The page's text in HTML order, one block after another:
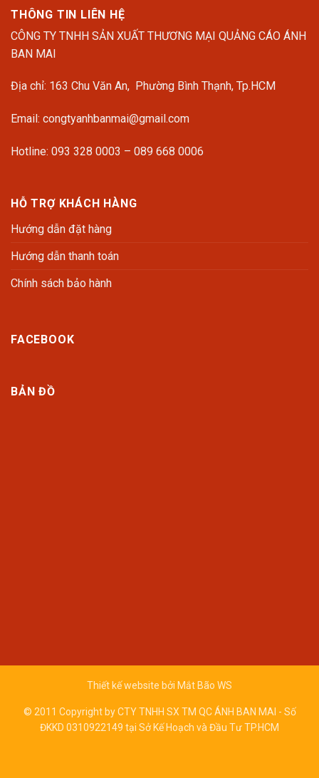
THÔNG TIN LIÊN HỆ
CÔNG TY TNHH SẢN XUẤT THƯƠNG MẠI QUẢNG CÁO ÁNH
BAN MAI
Địa chỉ: 163 Chu Văn An, Phường Bình Thạnh, Tp.HCM
Email: congtyanhbanmai@gmail.com
Hotline: 093 328 0003 – 089 668 0006
HỖ TRỢ KHÁCH HÀNG
Hướng dẫn đặt hàng
Hướng dẫn thanh toán
Chính sách bảo hành
FACEBOOK
BẢN ĐỒ
Thiết kế website bởi Mắt Bão WS
© 2011 Copyright by CTY TNHH SX TM QC ÁNH BAN MAI - Số
ĐKKD 0310922149 tại Sở Kế Hoạch và Đầu Tư TP.HCM